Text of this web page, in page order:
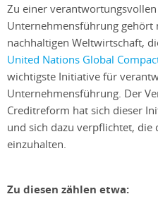
Zu einer
Unternehmensführung gehört
nachhaltigen Weltwirtschaft,
United Nations Global
wichtigste Initiative für
Unternehmensführung. Der
Creditreform hat sich dieser
und sich dazu verpflichtet, die
einzuhalten.
Zu diesen zählen etwa: